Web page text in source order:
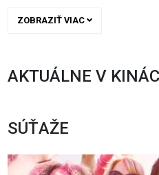
ZOBRAZIŤ VIAC
AKTUÁLNE V
SÚŤAŽE